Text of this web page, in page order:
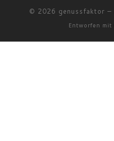
© 2026 genussfaktor –
Entworfen mit